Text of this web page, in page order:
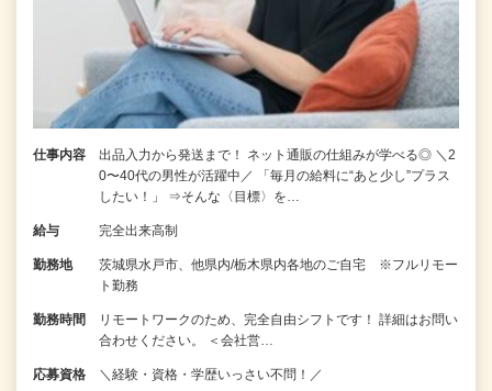
仕事内容
出品入力から発送まで！ ネット通販の仕組みが学べる◎ ＼2
0〜40代の男性が活躍中／ 「毎月の給料に“あと少し”プラス
したい！」 ⇒そんな〈目標〉を…
給与 完全出来高制
勤務地
茨城県水戸市、他県内/栃木県内各地のご自宅 ※フルリモー
ト勤務
勤務時間
リモートワークのため、完全自由シフトです！ 詳細はお問い
合わせください。 ＜会社営…
応募資格 ＼経験・資格・学歴いっさい不問！／